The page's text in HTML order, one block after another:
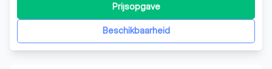
Beschikbaarheid
Prijsopgave